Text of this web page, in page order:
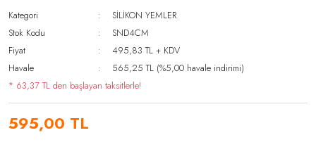
Kategori
SİLİKON YEMLER
Stok Kodu
SND4CM
Fiyat
495,83 TL + KDV
Havale
565,25 TL (%5,00 havale indirimi)
* 63,37 TL den başlayan taksitlerle!
595,00 TL